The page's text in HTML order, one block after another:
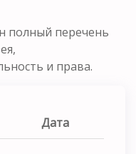
полный перечень
и права.
Дата